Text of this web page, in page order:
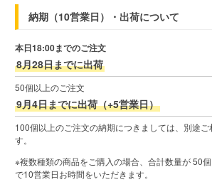
納期（10営業日）・出荷について
本日18:00までのご注文
8月28日までに出荷
50個以上のご注文
9月4日までに出荷（+5営業日）
100個以上のご注文の納期につきましては、別途ご
す。
※複数種類の商品をご購入の場合、合計数量が 50
で10営業日お時間をいただきます。